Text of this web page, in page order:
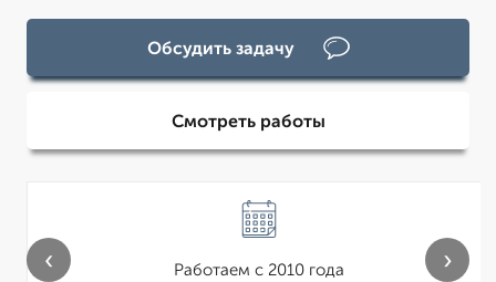
Обсудить задачу
Смотреть работы
Работаем с 2010 года
‹ ›